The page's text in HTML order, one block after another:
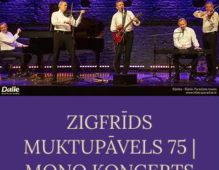
ZIGFRĪDS
MUKTUPĀVELS 75 |